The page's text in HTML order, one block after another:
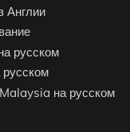
Англии
русском
на русском